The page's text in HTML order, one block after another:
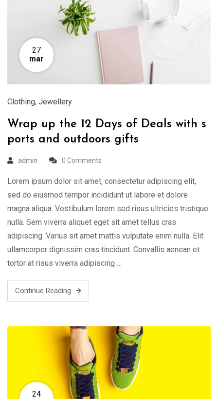
27
mar
Clothing, Jewellery
Wrap up the 12 Days of Deals with s
ports and outdoors gifts
admin 0 Comments
Lorem ipsum dolor sit amet, consectetur adipiscing elit,
sed do eiusmod tempor incididunt ut labore et dolore
magna aliqua. Vestibulum lorem sed risus ultricies tristique
nulla. Sem viverra aliquet eget sit amet tellus cras
adipiscing. Varius sit amet mattis vulputate enim nulla. Elit
ullamcorper dignissim cras tincidunt. Convallis aenean et
tortor at risus viverra adipiscing …
Continue Reading
24